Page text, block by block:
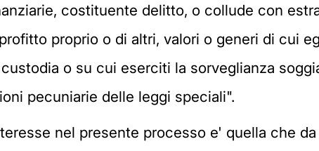
costituente delitto, o collude con
proprio o di altri, valori o generi di cui
o su cui eserciti la sorveglianza
pecuniarie delle leggi speciali".
nel presente processo e' quella che